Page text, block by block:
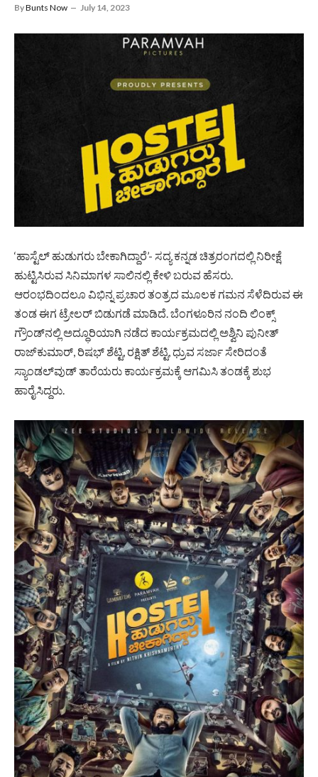
ByBunts Now July 14, 2023
‘ಹಾಸ್ಟೆಲ್‌ ಹುಡುಗರು ಬೇಕಾಗಿದ್ದಾರೆ’- ಸದ್ಯ ಕನ್ನಡ ಚಿತ್ರರಂಗದಲ್ಲಿ ನಿರೀಕ್ಷೆ
ಹುಟ್ಟಿಸಿರುವ ಸಿನಿಮಾಗಳ ಸಾಲಿನಲ್ಲಿ ಕೇಳಿ ಬರುವ ಹೆಸರು.
ಆರಂಭದಿಂದಲೂ ವಿಭಿನ್ನ ಪ್ರಚಾರ ತಂತ್ರದ ಮೂಲಕ ಗಮನ ಸೆಳೆದಿರುವ ಈ
ತಂಡ ಈಗ ಟ್ರೇಲರ್‌ ಬಿಡುಗಡೆ ಮಾಡಿದೆ. ಬೆಂಗಳೂರಿನ ನಂದಿ ಲಿಂಕ್ಸ್‌
ಗ್ರೌಂಡ್‌ನ‌ಲ್ಲಿ ಅದ್ಧೂರಿಯಾಗಿ ನಡೆದ ಕಾರ್ಯಕ್ರಮದಲ್ಲಿ ಅಶ್ವಿ‌ನಿ ಪುನೀತ್‌
ರಾಜ್‌ಕುಮಾರ್‌, ರಿಷಭ್‌ ಶೆಟ್ಟಿ, ರಕ್ಷಿತ್‌ ಶೆಟ್ಟಿ, ಧ್ರುವ ಸರ್ಜಾ ಸೇರಿದಂತೆ
ಸ್ಯಾಂಡಲ್‌ವುಡ್‌ ತಾರೆಯರು ಕಾರ್ಯಕ್ರಮಕ್ಕೆ ಆಗಮಿಸಿ ತಂಡಕ್ಕೆ ಶುಭ
ಹಾರೈಸಿದ್ದರು.